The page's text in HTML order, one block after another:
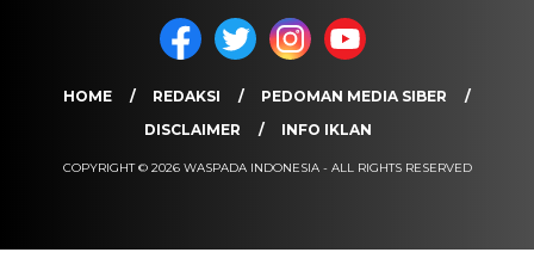
HOME REDAKSI
PEDOMAN MEDIA SIBER
DISCLAIMER
INFO IKLAN
COPYRIGHT © 2026 WASPADA INDONESIA - ALL RIGHTS RESERVED